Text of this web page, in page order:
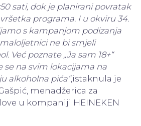
sati, dok je planirani povratak
programa. I u okviru 34.
s kampanjom podizanja
ne bi smjeli
Već poznate „Ja sam 18+“
se na svim lokacijama na
alkoholna pića“,istaknula je
menadžerica za
u kompaniji HEINEKEN